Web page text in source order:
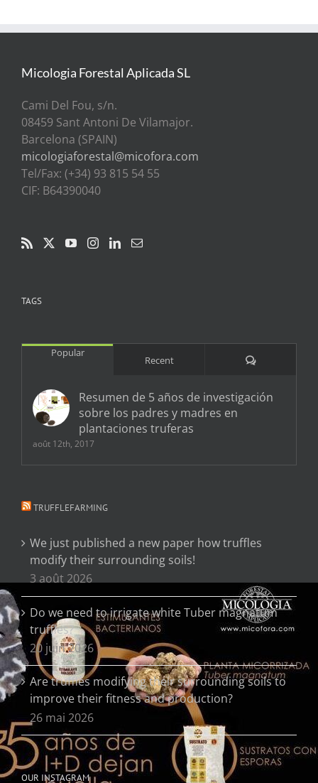
Micologia Forestal Aplicada SL
Cami Del Fou, s/n.
08459 Sant Antoni De Vilamajor.
Barcelona (SPAIN)
micologiaforestal@micofora.com
Tel/Fax: (+34) 93 815 54 55
CIF: B64390040
TAGS
Popular
Recent Comments
Resumen de 5 años de investigación
sobre los padres y madres en
plantaciones truferas
août 12th, 2017
TRUFFLEFARMING
We just published a new paper how truffles
modify their surrounding soils!
3 août 2026
Do we need to irrigate white Tuber magnatum
truffles?
20 juin 2026
Are truffles modifying their surrounding soils to
improve their fitness and production?
26 mai 2026
OUR INSTAGRAM